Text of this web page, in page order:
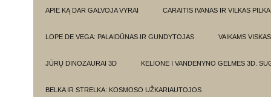
APIE KĄ DAR GALVOJA VYRAI CARAITIS IVANAS IR VILKAS
LOPE DE VEGA: PALAIDŪNAS IR GUNDYTOJAS VAIKAMS
JŪRŲ DINOZAURAI 3D KELIONE I VANDENYNO GELMES 3D.
BELKA IR STRELKA: KOSMOSO UŽKARIAUTOJOS